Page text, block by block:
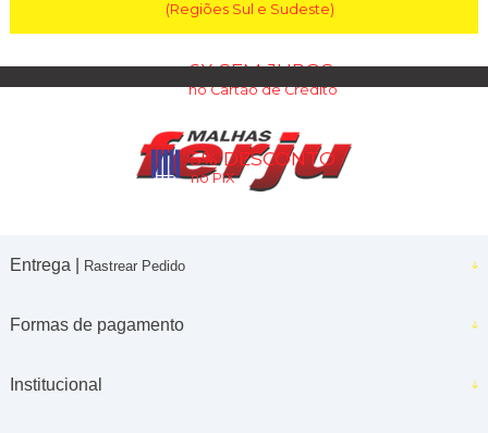
(Regiões Sul e Sudeste)
6X SEM JUROS
no Cartão de Crédito
5% DESCONTO
no PIX
Entrega | Rastrear Pedido
Formas de pagamento
Institucional